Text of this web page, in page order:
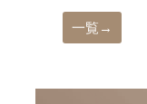
一覧→